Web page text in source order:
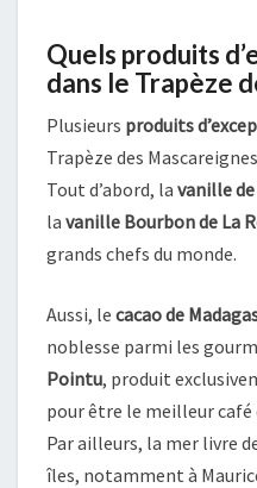
Quels produits
dans le Trapèze
Plusieurs produits
Trapèze des
Tout d’abord, la vanille
la vanille Bourbon de La
grands chefs du monde.
Aussi, le cacao de
noblesse parmi les
Pointu, produit
pour être le meilleur café
Par ailleurs, la mer livre
îles, notamment à